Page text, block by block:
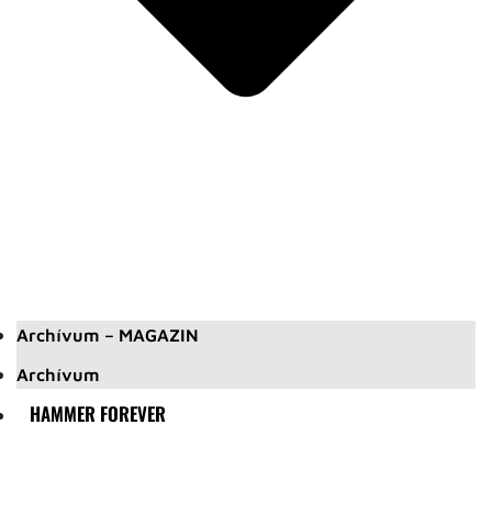
Archívum – MAGAZIN
Archívum
HAMMER FOREVER